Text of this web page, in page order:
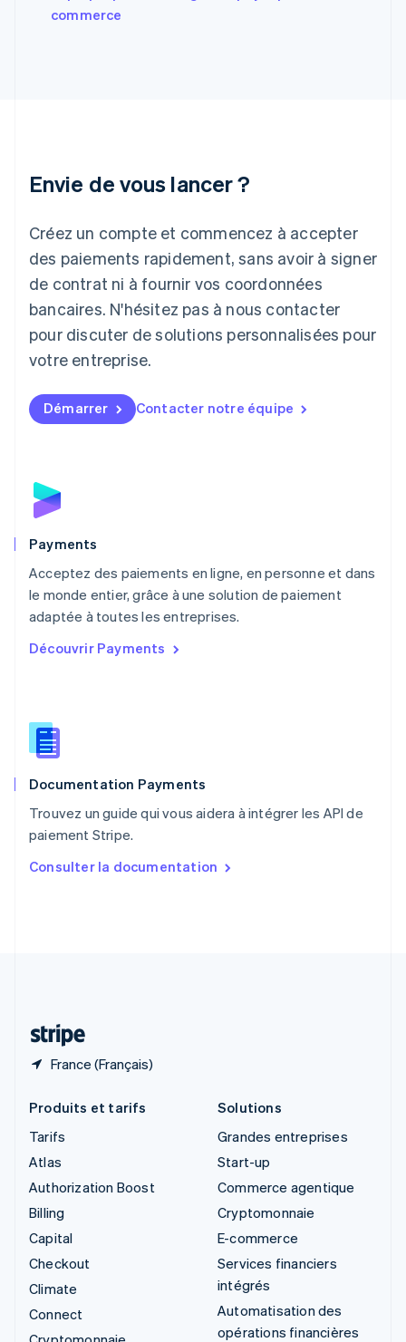
commerce
Envie de vous lancer ?
Créez un compte et commencez à accepter
des paiements rapidement, sans avoir à signer
de contrat ni à fournir vos coordonnées
bancaires. N'hésitez pas à nous contacter
pour discuter de solutions personnalisées pour
votre entreprise.
Démarrer Contacter notre équipe
Payments
Acceptez des paiements en ligne, en personne et dans
le monde entier, grâce à une solution de paiement
adaptée à toutes les entreprises.
Découvrir Payments
Documentation Payments
Trouvez un guide qui vous aidera à intégrer les API de
paiement Stripe.
Consulter la documentation
France (Français)
Grèce
Japon
Lettonie
English
Liechtenstein
DeutschEnglish
Lituanie
Luxembourg
FrançaisDeutschEnglish
English简体中文
Malte
Norvège
English
English
NederlandsEnglish
Pologne
English
PortuguêsEnglish
English
Roumanie
Royaume-Uni
Singapour
English 简体中文
English
Produits et tarifs
Tarifs
Atlas
Authorization Boost
Billing
Capital
Checkout
Climate
Connect
Solutions
Grandes entreprises
Start-up
Commerce agentique
Cryptomonnaie
E-commerce
Services financiers
intégrés
Automatisation des
opérations financières